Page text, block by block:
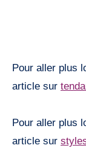
Pour aller plus
article sur
Pour aller plus
article sur